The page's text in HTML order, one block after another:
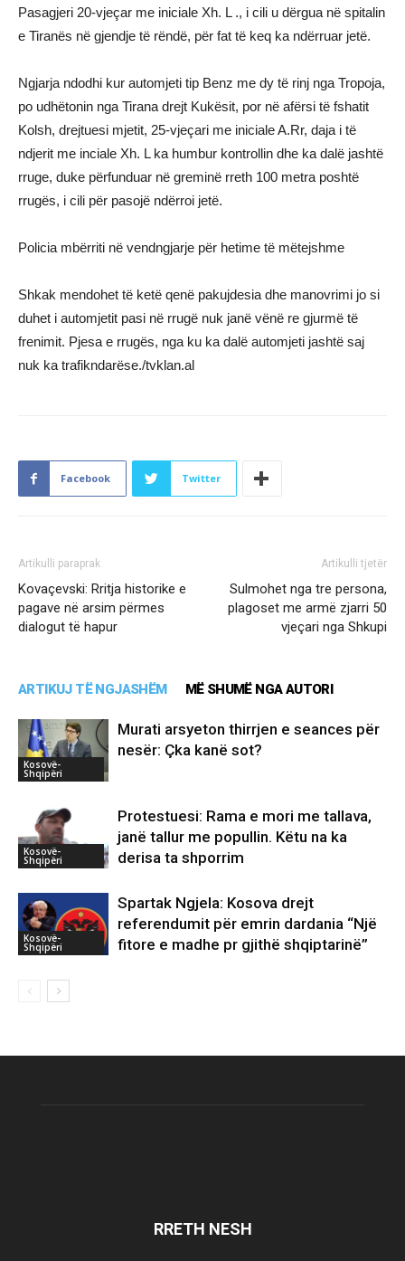
Pasagjeri 20-vjeçar me iniciale Xh. L ., i cili u dërgua në spitalin
e Tiranës në gjendje të rëndë, për fat të keq ka ndërruar jetë.
Ngjarja ndodhi kur automjeti tip Benz me dy të rinj nga Tropoja,
po udhëtonin nga Tirana drejt Kukësit, por në afërsi të fshatit
Kolsh, drejtuesi mjetit, 25-vjeçari me iniciale A.Rr, daja i të
ndjerit me inciale Xh. L ka humbur kontrollin dhe ka dalë jashtë
rruge, duke përfunduar në greminë rreth 100 metra poshtë
rrugës, i cili për pasojë ndërroi jetë.
Policia mbërriti në vendngjarje për hetime të mëtejshme
Shkak mendohet të ketë qenë pakujdesia dhe manovrimi jo si
duhet i automjetit pasi në rrugë nuk janë vënë re gjurmë të
frenimit. Pjesa e rrugës, nga ku ka dalë automjeti jashtë saj
nuk ka trafikndarëse./tvklan.al
Facebook Twitter
Artikulli paraprak
Kovaçevski: Rritja historike e
pagave në arsim përmes
dialogut të hapur
Artikulli tjetër
Sulmohet nga tre persona,
plagoset me armë zjarri 50
vjeçari nga Shkupi
ARTIKUJ TË NGJASHËM MË SHUMË NGA AUTORI
Kosovë-
Shqipëri
Murati arsyeton thirrjen e seances për
nesër: Çka kanë sot?
Kosovë-
Shqipëri
Protestuesi: Rama e mori me tallava,
janë tallur me popullin. Këtu na ka
derisa ta shporrim
Kosovë-
Shqipëri
Spartak Ngjela: Kosova drejt
referendumit për emrin dardania “Një
fitore e madhe pr gjithë shqiptarinë”
RRETH NESH